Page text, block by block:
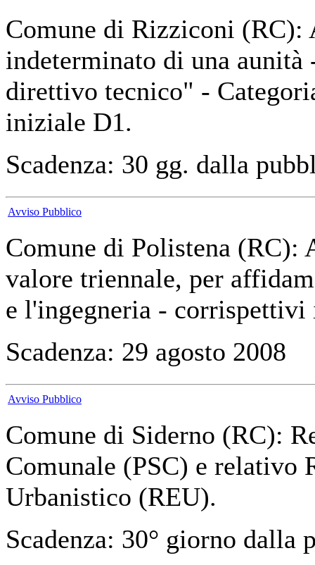
Comune di Rizziconi (RC):
indeterminato di una
direttivo tecnico" -
iniziale D1.
Scadenza: 30 gg. dalla
Avviso Pubblico
Comune di Polistena (RC):
valore triennale, per
e l'ingegneria -
Scadenza: 29 agosto 2008
Avviso Pubblico
Comune di Siderno (RC):
Comunale (PSC) e relativo
Urbanistico (REU).
Scadenza: 30° giorno dalla